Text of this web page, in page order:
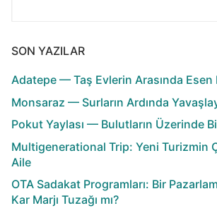
SON YAZILAR
Adatepe — Taş Evlerin Arasında Esen
Monsaraz — Surların Ardında
Pokut Yaylası — Bulutların Üzerinde
Multigenerational Trip: Yeni Turizmin
Aile
OTA Sadakat Programları: Bir
Kar Marjı Tuzağı mı?